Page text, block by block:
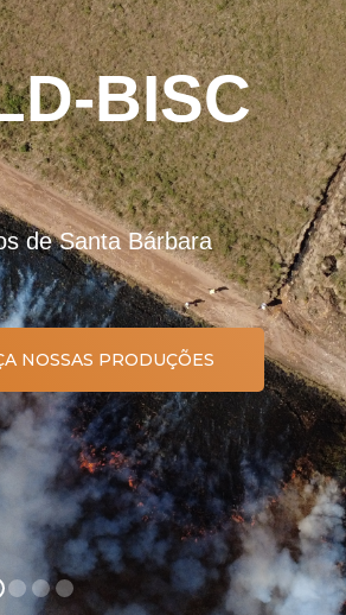
BISC
de Santa Bárbara
NOSSAS PRODUÇÕES